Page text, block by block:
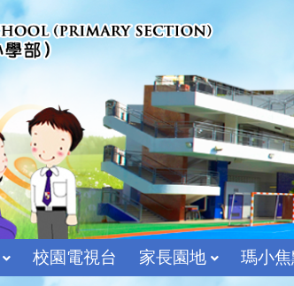
校園電視台 家長園地 瑪小